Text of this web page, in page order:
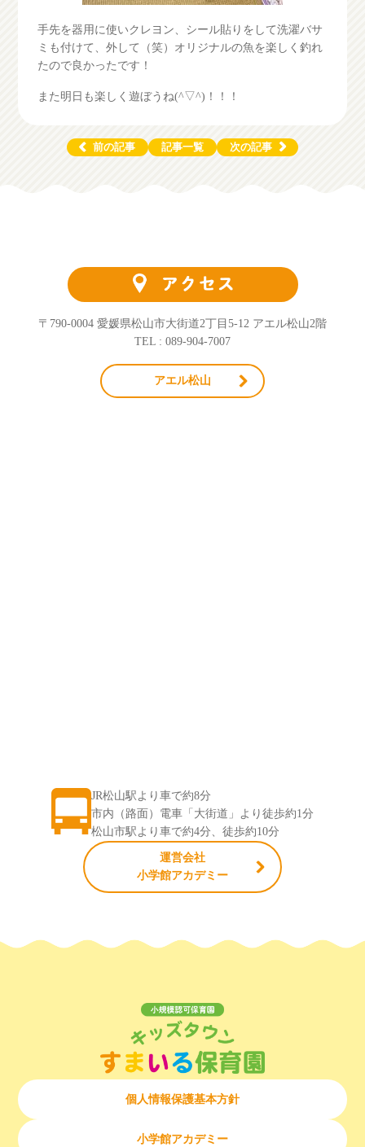
手先を器用に使いクレヨン、シール貼りをして洗濯バサ
ミも付けて、外して（笑）オリジナルの魚を楽しく釣れ
たので良かったです！
また明日も楽しく遊ぼうね(^▽^)！！！
前の記事 記事一覧 次の記事
〒790-0004 愛媛県松山市大街道2丁目5-12 アエル松山2階
TEL : 089-904-7007
アエル松山
JR松山駅より車で約8分
市内（路面）電車「大街道」より徒歩約1分
松山市駅より車で約4分、徒歩約10分
運営会社
小学館アカデミー
個人情報保護基本方針
小学館アカデミー